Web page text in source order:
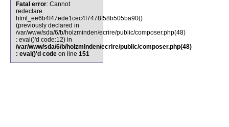
Fatal error: Cannot
redeclare
html_ee6b4f47ede1cec4f7478f58b505ba90()
(previously declared in
/var/www/sda/6/b/holzminden/ecrire/public/composer.php(48)
: eval()'d code:12) in
/var/www/sda/6/b/holzminden/ecrire/public/composer.php(48)
: eval()'d code on line 151